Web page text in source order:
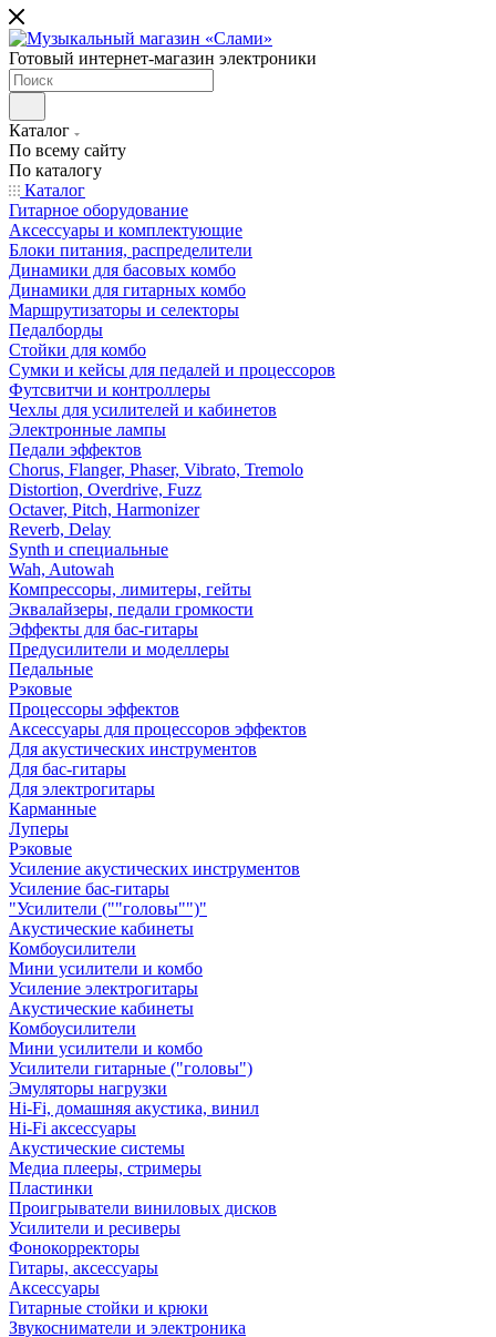
Готовый интернет-магазин электроники
Каталог
По всему сайту
По каталогу
Каталог
Гитарное оборудование
Аксессуары и комплектующие
Блоки питания, распределители
Динамики для басовых комбо
Динамики для гитарных комбо
Маршрутизаторы и селекторы
Педалборды
Стойки для комбо
Сумки и кейсы для педалей и процессоров
Футсвитчи и контроллеры
Чехлы для усилителей и кабинетов
Электронные лампы
Педали эффектов
Chorus, Flanger, Phaser, Vibrato, Tremolo
Distortion, Overdrive, Fuzz
Octaver, Pitch, Harmonizer
Reverb, Delay
Synth и специальные
Wah, Autowah
Компрессоры, лимитеры, гейты
Эквалайзеры, педали громкости
Эффекты для бас-гитары
Предусилители и моделлеры
Педальные
Рэковые
Процессоры эффектов
Аксессуары для процессоров эффектов
Для акустических инструментов
Для бас-гитары
Для электрогитары
Карманные
Луперы
Рэковые
Усиление акустических инструментов
Усиление бас-гитары
"Усилители (""головы"")"
Акустические кабинеты
Комбоусилители
Мини усилители и комбо
Усиление электрогитары
Акустические кабинеты
Комбоусилители
Мини усилители и комбо
Усилители гитарные ("головы")
Эмуляторы нагрузки
Hi-Fi, домашняя акустика, винил
Hi-Fi аксессуары
Акустические системы
Медиа плееры, стримеры
Пластинки
Проигрыватели виниловых дисков
Усилители и ресиверы
Фонокорректоры
Гитары, аксессуары
Аксессуары
Гитарные стойки и крюки
Звукосниматели и электроника